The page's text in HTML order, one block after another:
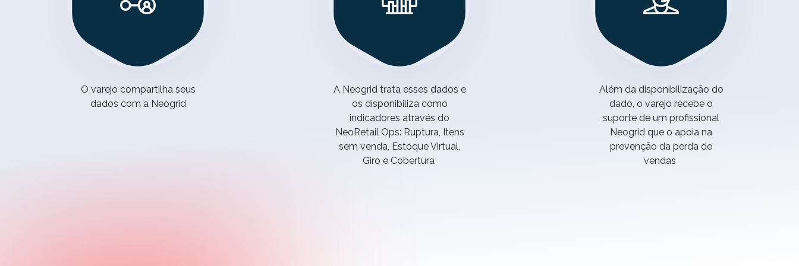
O varejo compartilha seus
dados com a Neogrid
A Neogridtrata esses dados e
os disponibiliza como
indicadores através do
NeoRetail Ops: Ruptura, Itens
sem venda, Estoque Virtual,
Giro e Cobertura
Além da disponibilização do
dado, o varejo recebe o
suporte de um profissional
Neogrid que o apoia na
prevenção da perda de
vendas